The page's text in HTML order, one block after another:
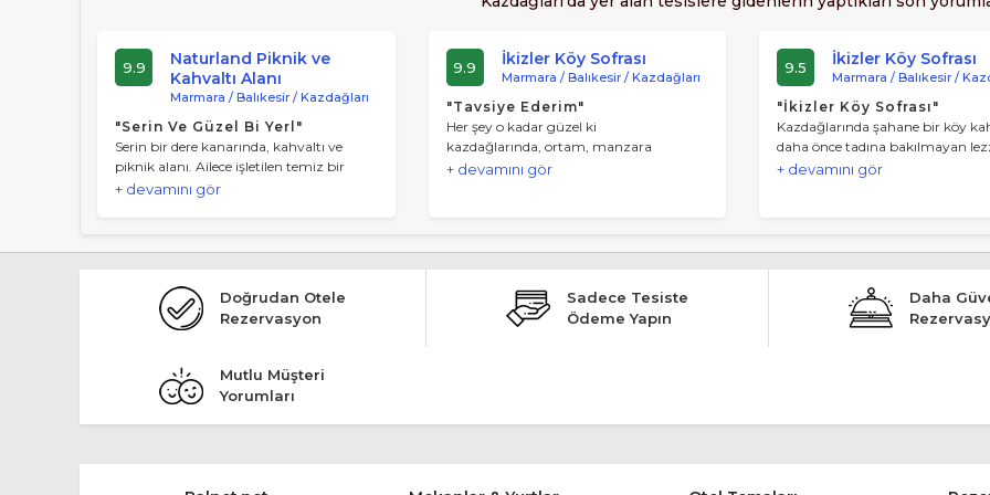
Orman Müdürlüğü’nce işletilen piknik alanı içinde Alabalık üretilen bir çiftlik de bulunuyor.
Şahinderesi Kanyonu Piknik Yerleri :
Kazdağları’nın Altınoluk bölgesinde bulunan Şahinderesi
kaynak suları ve bol ağaçlı bir piknik yeri olan kanyonun ayrıca bir konaklama tesisi ve restoranı
9.9
Naturland Piknik ve
Kahvaltı Alanı
Marmara / Balıkesir / Kazdağları
"Serin Ve Güzel Bi Yerl"
Serin bir dere kanarında, kahvaltı ve
piknik alanı. Ailece işletilen temiz bir
mekan. Gün boyu ailece zaman
+ devamını gör
9.9 İkizler Köy Sofrası
Marmara / Balıkesir / Kazdağları
"Tavsiye Ederim"
Her şey o kadar güzel ki
kazdağlarında, ortam, manzara
mükemmel. Tavsiye ederim.
+ devamını gör
9.5 İkizler Köy Sofrası
Marmara / Balıkesir /
"İkizler Köy Sofrası"
Kazdağlarında şahane bir köy
daha önce tadına bakılmayan
sofrada. Manzara çok güzel, doğa
+ devamını gör
Doğrudan Otele
Rezervasyon
Sadece Tesiste
Ödeme Yapın
Daha
Mutlu Müşteri
Yorumları